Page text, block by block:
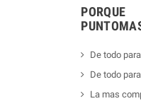
PORQUE
De todo
De todo
La mas